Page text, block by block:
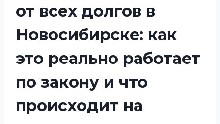
от всех долгов в
Новосибирске: как
это реально работает
по закону и что
происходит на